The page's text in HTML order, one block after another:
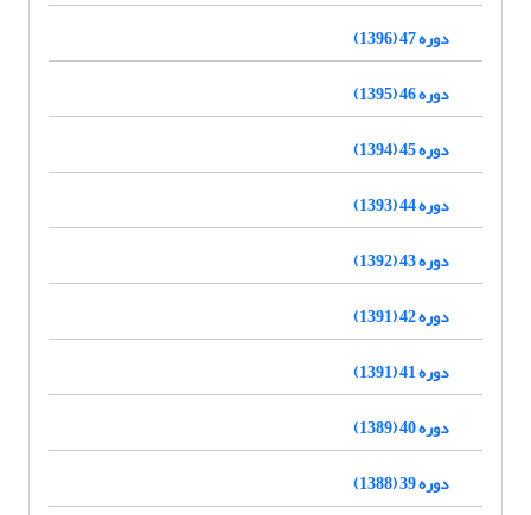
دوره 47 (1396)
دوره 46 (1395)
دوره 45 (1394)
دوره 44 (1393)
دوره 43 (1392)
دوره 42 (1391)
دوره 41 (1391)
دوره 40 (1389)
دوره 39 (1388)